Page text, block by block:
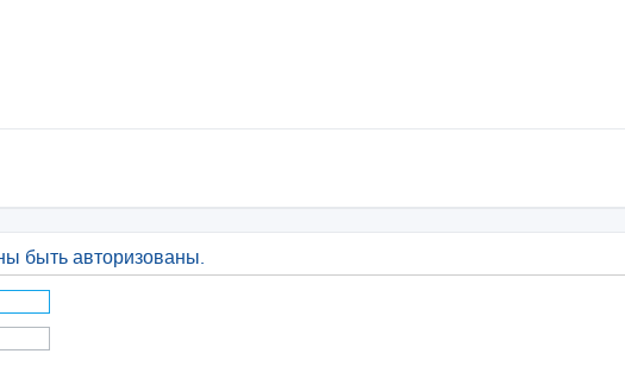
быть авторизованы.